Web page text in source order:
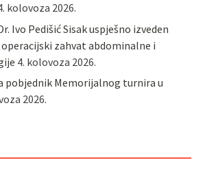
kolovoza 2026.
Ivo Pedišić Sisak uspješno izveden
zahvat abdominalne i
4. kolovoza 2026.
pobjednik Memorijalnog turnira u
2026.